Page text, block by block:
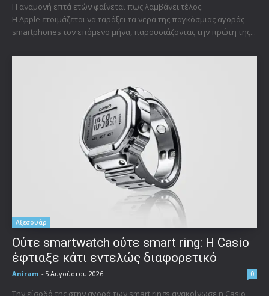
Η αναμονή επτά ετών φαίνεται πως λαμβάνει τέλος.
Η Apple ετοιμάζεται να ταράξει τα νερά της παγκόσμιας αγοράς
smartphones τον επόμενο μήνα, παρουσιάζοντας την πρώτη της...
Αξεσουάρ
Ούτε smartwatch ούτε smart ring: Η Casio
έφτιαξε κάτι εντελώς διαφορετικό
Aniram - 5 Αυγούστου 2026 0